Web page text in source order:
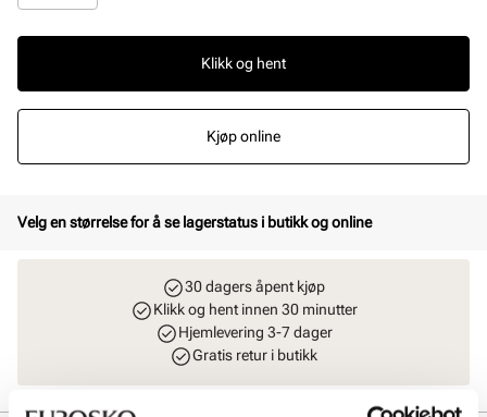
Klikk og hent
Kjøp online
Velg en størrelse for å se lagerstatus i butikk og online
30 dagers åpent kjøp
Klikk og hent innen 30 minutter
Hjemlevering 3-7 dager
Gratis retur i butikk